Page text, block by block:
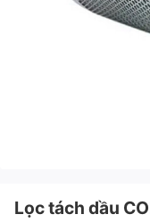
Lọc tách dầu